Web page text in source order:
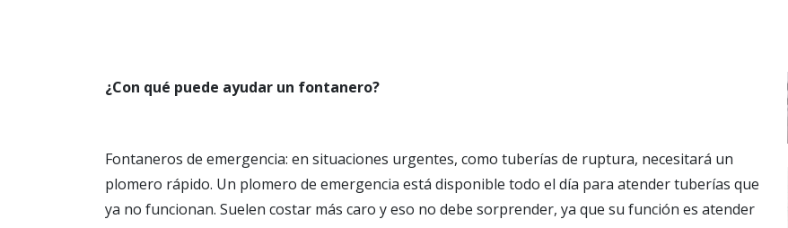
¿Con qué puede ayudar un fontanero?
Fontaneros de emergencia: en situaciones urgentes, como tuberías de ruptura, necesitará un
plomero rápido. Un plomero de emergencia está disponible todo el día para atender tuberías que
ya no funcionan. Suelen costar más caro y eso no debe sorprender, ya que su función es atender